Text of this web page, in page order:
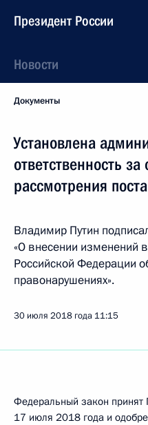
Президент России
Новости
Документы
Установлена
ответственность
рассмотрения
Владимир Путин
«О внесении изменений
Российской Федерации
правонарушениях».
30 июля 2018 года 11:15
Федеральный закон принят
17 июля 2018 года и